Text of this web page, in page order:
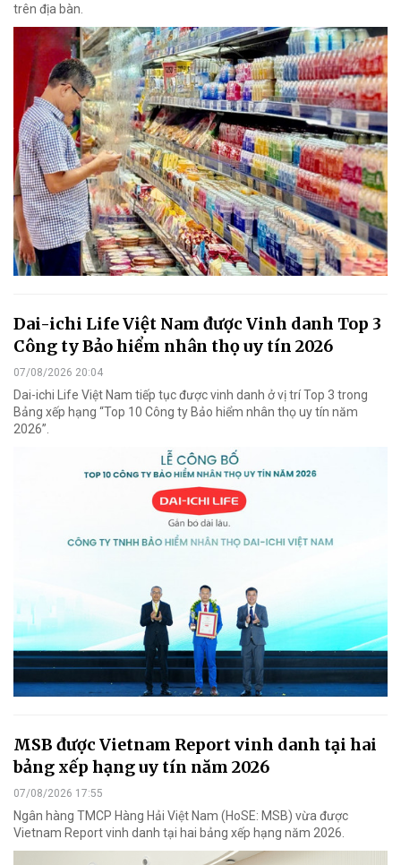
trên địa bàn.
Dai-ichi Life Việt Nam được Vinh danh Top 3
Công ty Bảo hiểm nhân thọ uy tín 2026
07/08/2026 20:04
Dai-ichi Life Việt Nam tiếp tục được vinh danh ở vị trí Top 3 trong
Bảng xếp hạng “Top 10 Công ty Bảo hiểm nhân thọ uy tín năm
2026”.
MSB được Vietnam Report vinh danh tại hai
bảng xếp hạng uy tín năm 2026
07/08/2026 17:55
Ngân hàng TMCP Hàng Hải Việt Nam (HoSE: MSB) vừa được
Vietnam Report vinh danh tại hai bảng xếp hạng năm 2026.